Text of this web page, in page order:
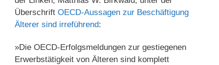
Überschrift OECD-Aussagen zur Beschäftigung
Älterer sind irreführend:
»Die OECD-Erfolgsmeldungen zur gestiegenen
Erwerbstätigkeit von Älteren sind komplett